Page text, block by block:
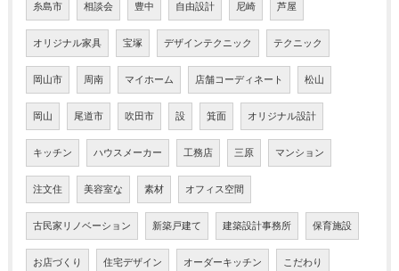
糸島市 相談会 豊中 自由設計 尼崎 芦屋
オリジナル家具 宝塚 デザインテクニック テクニック
岡山市 周南 マイホーム 店舗コーディネート 松山
岡山 尾道市 吹田市 設 箕面 オリジナル設計
キッチン ハウスメーカー 工務店 三原 マンション
注文住 美容室な 素材 オフィス空間
古民家リノベーション 新築戸建て 建築設計事務所 保育施設
お店づくり 住宅デザイン オーダーキッチン こだわり